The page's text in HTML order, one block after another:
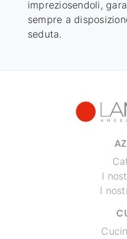
impreziosendoli,
sempre a
seduta.
I
I